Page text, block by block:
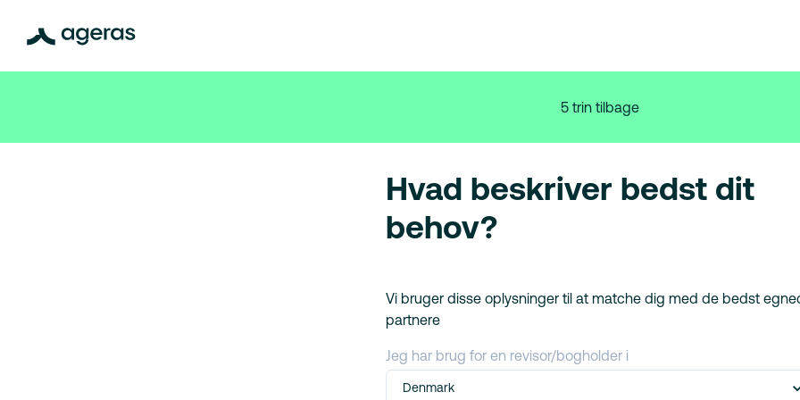
5 trin tilbage
Hvad beskriver bedst dit
behov?
Vi bruger disse oplysninger til at matche dig med de bedst
partnere
Jeg har brug for en revisor/bogholder i
Denmark